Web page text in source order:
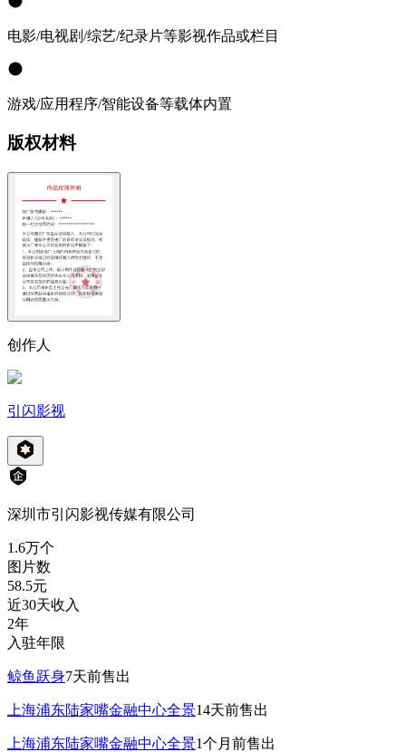
电影/电视剧/综艺/纪录片等影视作品或栏目
游戏/应用程序/智能设备等载体内置
版权材料
创作人
引闪影视
深圳市引闪影视传媒有限公司
1.6万个
图片数
58.5元
近30天收入
2年
入驻年限
鲸鱼跃身7天前售出
上海浦东陆家嘴金融中心全景14天前售出
上海浦东陆家嘴金融中心全景1个月前售出